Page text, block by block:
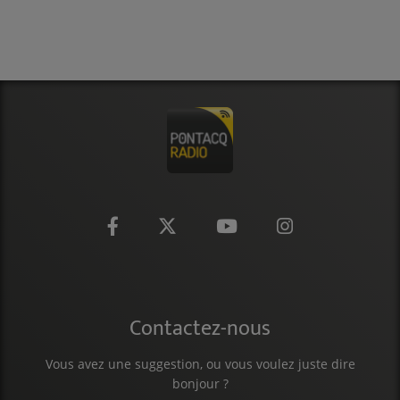
Contactez-nous
Vous avez une suggestion, ou vous voulez juste dire
bonjour ?